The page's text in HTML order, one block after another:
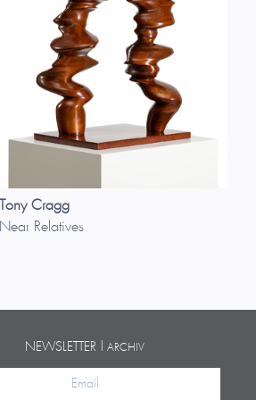
Tony Cragg
Near Relatives
NEWSLETTER | ARCHIV